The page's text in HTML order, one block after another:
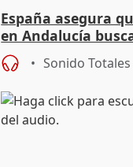
España asegura
en Andalucía
legislatura
Sonido Totales